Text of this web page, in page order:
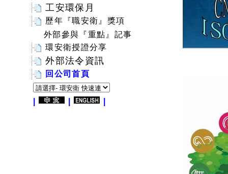
工安環保月
歷年『職安衛』獎項
外部參與『重點』記事
環安衛授證分享
外部法令資訊
回公司首頁